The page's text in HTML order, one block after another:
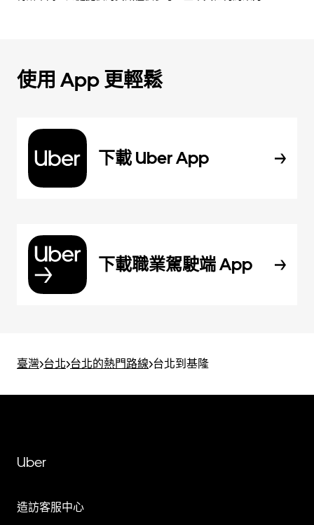
使用 App 更輕鬆
下載 Uber App
下載職業駕駛端 App
臺灣>台北>台北的熱門路線>台北到基隆
Uber
造訪客服中心